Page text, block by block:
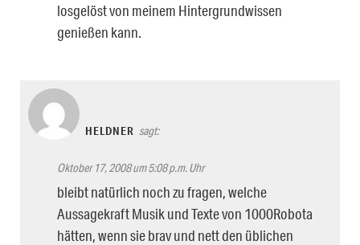
losgelöst von meinem Hintergrundwissen
genießen kann.
HELDNER sagt:
Oktober 17, 2008 um 5:08 p.m. Uhr
bleibt natürlich noch zu fragen, welche
Aussagekraft Musik und Texte von 1000Robota
hätten, wenn sie brav und nett den üblichen